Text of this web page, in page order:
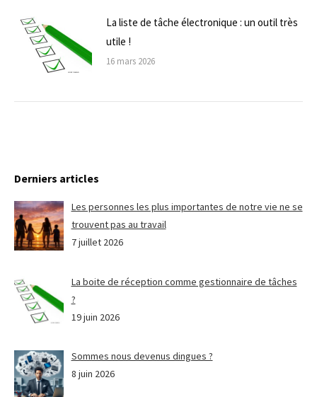
La liste de tâche électronique : un outil très
utile !
16 mars 2026
Derniers articles
Les personnes les plus importantes de notre vie ne se
trouvent pas au travail
7 juillet 2026
La boite de réception comme gestionnaire de tâches
?
19 juin 2026
Sommes nous devenus dingues ?
8 juin 2026